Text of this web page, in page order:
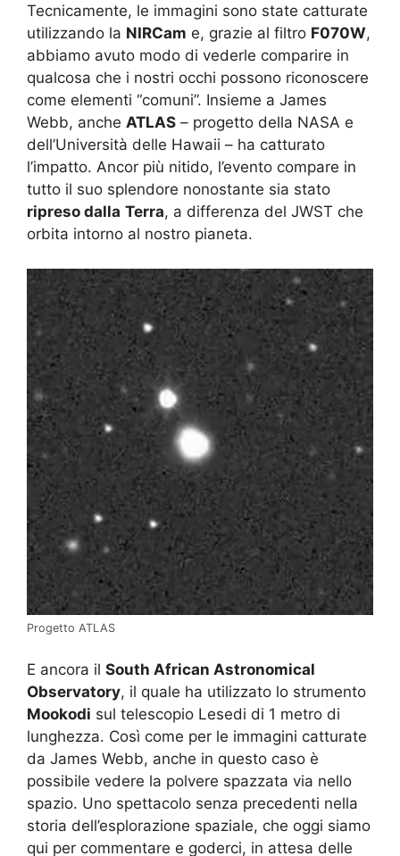
Tecnicamente, le immagini sono state catturate
utilizzando la NIRCam e, grazie al filtro F070W,
abbiamo avuto modo di vederle comparire in
qualcosa che i nostri occhi possono riconoscere
come elementi “comuni”. Insieme a James
Webb, anche ATLAS – progetto della NASA e
dell’Università delle Hawaii – ha catturato
l’impatto. Ancor più nitido, l’evento compare in
tutto il suo splendore nonostante sia stato
ripreso dalla Terra, a differenza del JWST che
orbita intorno al nostro pianeta.
Progetto ATLAS
E ancora il South African Astronomical
Observatory, il quale ha utilizzato lo strumento
Mookodi sul telescopio Lesedi di 1 metro di
lunghezza. Così come per le immagini catturate
da James Webb, anche in questo caso è
possibile vedere la polvere spazzata via nello
spazio. Uno spettacolo senza precedenti nella
storia dell’esplorazione spaziale, che oggi siamo
qui per commentare e goderci, in attesa delle